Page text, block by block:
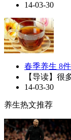
14-03-30
春季养生 8
【导读】很
14-03-30
养生热文推荐